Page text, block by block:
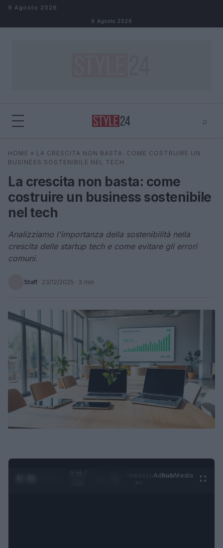
Salta al contenuto
9 Agosto 2026
9 Agosto 2026
⌕
Cerca ⌕
HOME » LA CRESCITA NON BASTA: COME COSTRUIRE UN
BUSINESS SOSTENIBILE NEL TECH
La crescita non basta: come
costruire un business sostenibile
nel tech
Analizziamo l'importanza della sostenibilità nella
crescita delle startup tech e come evitare gli errori
comuni.
Staff · 23/12/2025 · 3 min
0:29 /
AdhubMedia